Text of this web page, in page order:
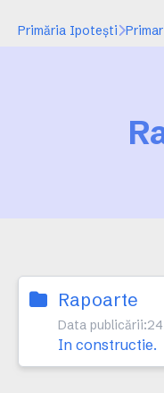
Primăria Ipotești
Rapoarte
Data publicării:
In constructie.